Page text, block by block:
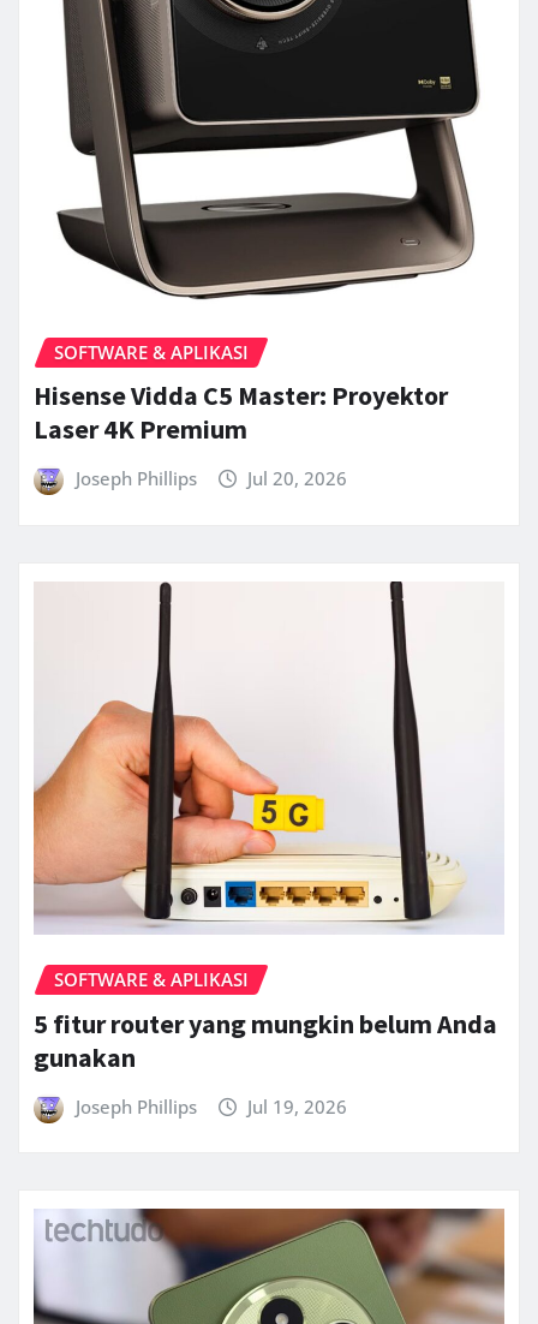
SOFTWARE & APLIKASI
Hisense Vidda C5 Master: Proyektor
Laser 4K Premium
Joseph Phillips Jul 20, 2026
SOFTWARE & APLIKASI
5 fitur router yang mungkin belum Anda
gunakan
Joseph Phillips Jul 19, 2026